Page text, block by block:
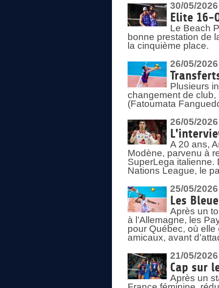
30/05/2026
Elite 16-
Le Beach
bonne prestation de
la cinquième place.
26/05/2026
Plusieurs
changement de
(Fatoumata
26/05/2026
A 20 ans,
Modène, parvenu à
SuperLega italienne.
Nations League, le
25/05/2026
Les
Après un
à l’Allemagne, les
pour Québec, où
amicaux, avant
21/05/2026
Cap sur
Après un